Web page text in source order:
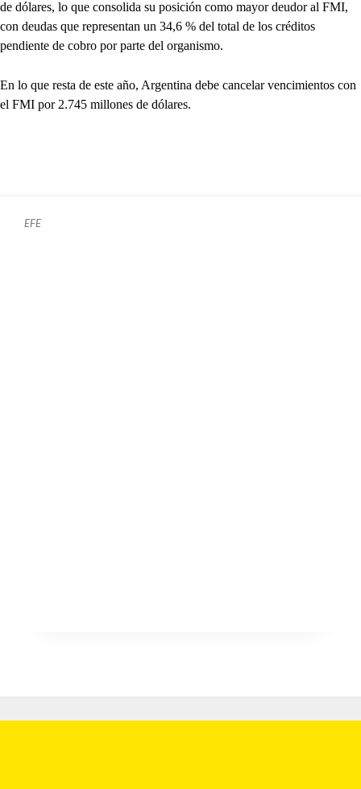
de dólares, lo que consolida su posición como mayor deudor al FMI,
con deudas que representan un 34,6 % del total de los créditos
pendiente de cobro por parte del organismo.
En lo que resta de este año, Argentina debe cancelar vencimientos con
el FMI por 2.745 millones de dólares.
EFE